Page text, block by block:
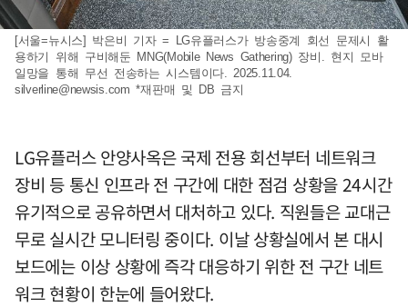
[서울=뉴시스] 박은비 기자 = LG유플러스가 방송중계 회선 문제시 활
용하기 위해 구비해둔 MNG(Mobile News Gathering) 장비. 현지 모바
일망을 통해 무선 전송하는 시스템이다. 2025.11.04.
silverline@newsis.com *재판매 및 DB 금지
LG유플러스 안양사옥은 국제 전용 회선부터 네트워크
장비 등 통신 인프라 전 구간에 대한 점검 상황을 24시간
유기적으로 공유하면서 대처하고 있다. 직원들은 교대근
무로 실시간 모니터링 중이다. 이날 상황실에서 본 대시
보드에는 이상 상황에 즉각 대응하기 위한 전 구간 네트
워크 현황이 한눈에 들어왔다.